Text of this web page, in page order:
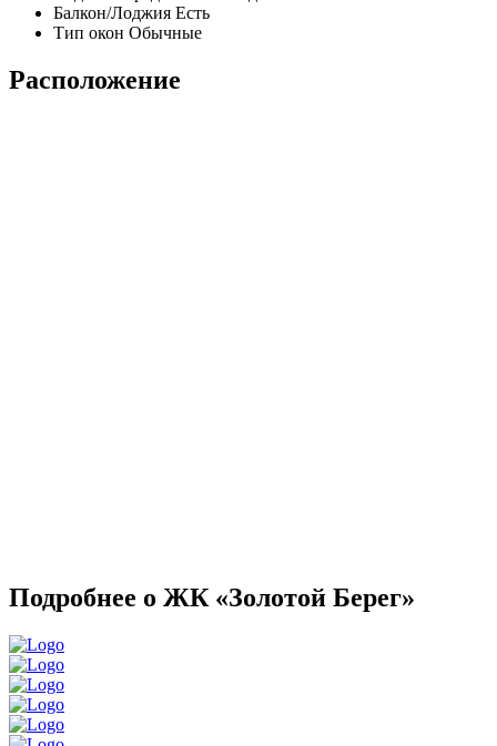
Балкон/Лоджия Есть
Тип окон Обычные
Расположение
Подробнее о ЖК «Золотой Берег»